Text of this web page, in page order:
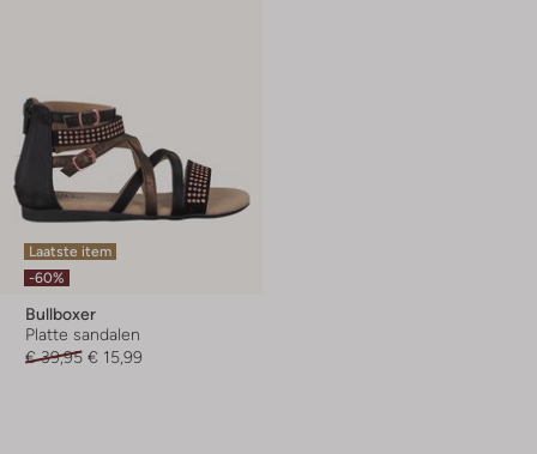
Laatste item
-60%
Bullboxer
Platte sandalen
€ 39,95 € 15,99